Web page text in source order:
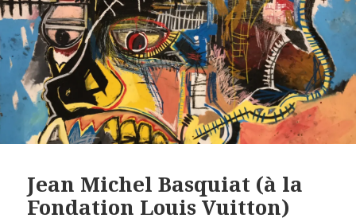
Jean Michel Basquiat (à la
Fondation Louis Vuitton)